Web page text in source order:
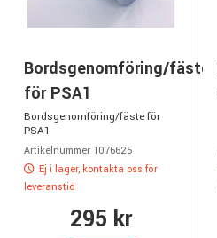
Bordsgenomföring/fäste
för PSA1
Bordsgenomföring/fäste för
PSA1
Artikelnummer 1076625
Ej i lager, kontakta oss för
leveranstid
295 kr